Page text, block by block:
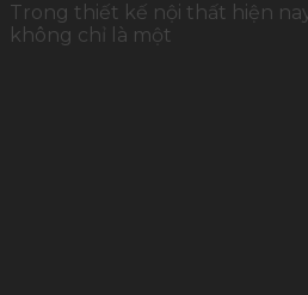
Trong thiết kế nội thất hiện
không chỉ là một